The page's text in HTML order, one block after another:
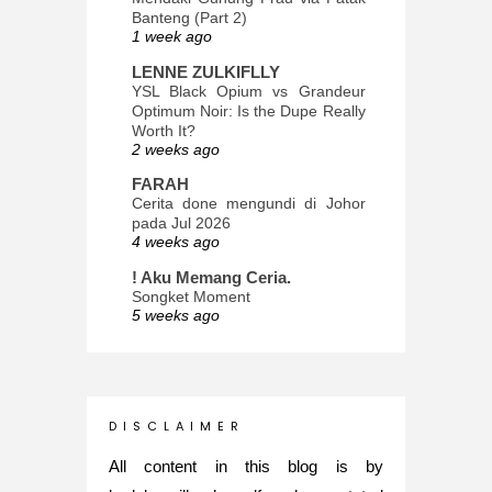
Banteng (Part 2)
1 week ago
LENNE ZULKIFLLY
YSL Black Opium vs Grandeur
Optimum Noir: Is the Dupe Really
Worth It?
2 weeks ago
FARAH
Cerita done mengundi di Johor
pada Jul 2026
4 weeks ago
! Aku Memang Ceria.
Songket Moment
5 weeks ago
INTROVERTED GIRL
Glory of Special Forces!
D I S C L A I M E R
All content in this blog is by